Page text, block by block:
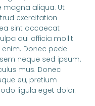
aliqua. Ut
exercitation
sint occaecat
qui officia mollit
Donec pede
neque sed ipsum.
mus. Donec
eu, pretium
ligula eget dolor.